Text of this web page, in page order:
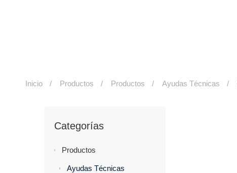
Inicio Productos Productos Ayudas Técnicas
Categorías
Productos
Ayudas Técnicas